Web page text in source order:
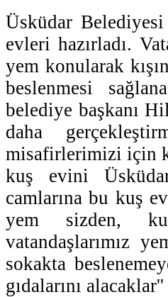
Üsküdar
evleri hazırladı.
yem konularak
beslenmesi
belediye başkanı
daha
misafirlerimizi için
kuş evini Üsküdar
camlarına bu kuş
yem sizden,
vatandaşlarımız
sokakta
gıdalarını